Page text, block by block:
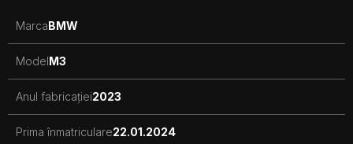
MarcaBMW
ModelM3
Anul fabricației2023
Prima înmatriculare22.01.2024